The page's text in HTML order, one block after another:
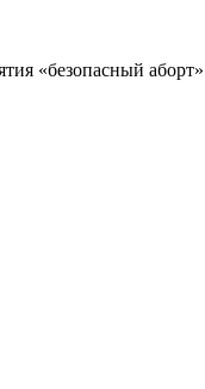
«безопасный аборт»